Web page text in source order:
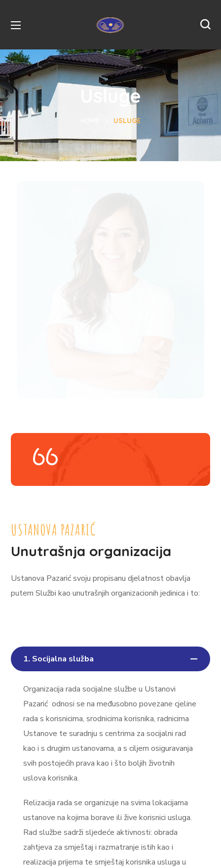
Usluge
USLUGE
USTANOVA PAZARIĆ
Unutrašnja organizacija
Ustanova Pazarić svoju propisanu djelatnost obavlja
putem Službi kao unutrašnjih organizacionih jedinica i to:
1. Socijalna služba
Organizacija rada socijalne službe u Ustanovi
Pazarić odnosi se na međusobno povezane cjeline
rada s korisnicima, srodnicima korisnika, radnicima
Ustanove te suradnju s centrima za socijalni rad
kao i s drugim ustanovama, a s ciljem osiguravanja
svih postojećih prava kao i što boljih životnih
uslova korisnika.
Relizacija rada se organizuje na svima lokacijama
ustanove na kojima borave ili žive korisnici usluga.
Rad službe sadrži sljedeće aktivnosti: obrada
zahtjeva za smještaj i razmatranje istih kao i
realizacija prijema te smještaj korisnika usluga u